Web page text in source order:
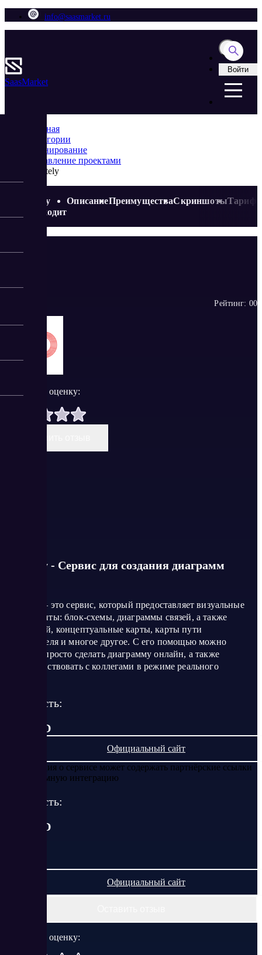
info@saasmarket.ru
SaasMarket
Войти
Главная
Категории
Планирование
Управление проектами
Creately
Кому
подходит
ОписаниеПреимуществаСкриншоты
Рейтинг: 00
Поставить оценку:
Creately - Сервис для создания диаграмм
Creately — это сервис, который предоставляет визуальные
инструменты: блок-схемы, диаграммы связей, а также
отношений, концептуальные карты, карты пути
пользователя и многое другое. С его помощью можно
быстро и просто сделать диаграмму онлайн, а также
взаимодействовать с коллегами в режиме реального
Стоимость:
от 0 USD
Официальный сайт
Информация о сервисе может содержать партнёрские ссылки
или рекламную интеграцию
Стоимость:
USD
Официальный сайт
Поставить оценку: